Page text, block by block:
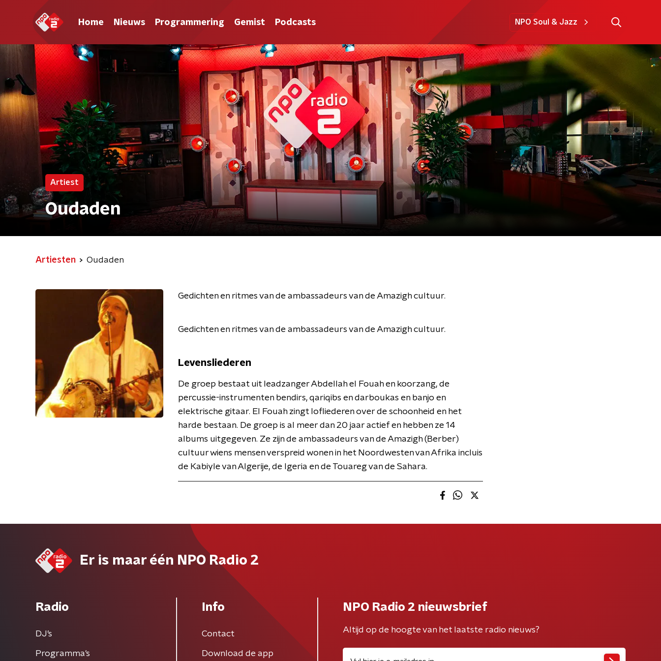
Home Nieuws Programmering Gemist Podcasts NPO Soul & Jazz
Artiest
Oudaden
Artiesten Oudaden
Gedichten en ritmes van de ambassadeurs van de Amazigh cultuur.
Gedichten en ritmes van de ambassadeurs van de Amazigh cultuur.
Levensliederen
De groep bestaat uit leadzanger Abdellah el Fouah en koorzang, de
percussie-instrumenten bendirs, qariqibs en darboukas en banjo en
elektrische gitaar. El Fouah zingt lofliederen over de schoonheid en het
harde bestaan. De groep is al meer dan 20 jaar actief en hebben ze 14
albums uitgegeven. Ze zijn de ambassadeurs van de Amazigh (Berber)
cultuur wiens mensen verspreid wonen in het Noordwesten van Afrika incluis
de Kabiyle van Algerije, de lgeria en de Touareg van de Sahara.
Er is maar één NPO Radio 2
Radio
DJ’s
Programma's
Info
Contact
Download de app
NPO Radio 2 nieuwsbrief
Altijd op de hoogte van het laatste radio nieuws?